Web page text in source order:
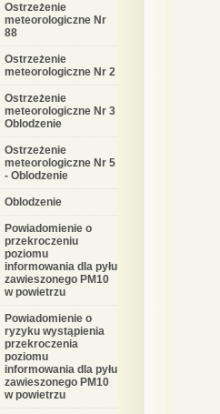
Ostrzeżenie
meteorologiczne Nr
88
Ostrzeżenie
meteorologiczne Nr 2
Ostrzeżenie
meteorologiczne Nr 3
Oblodzenie
Ostrzeżenie
meteorologiczne Nr 5
- Oblodzenie
Oblodzenie
Powiadomienie o
przekroczeniu
poziomu
informowania dla pyłu
zawieszonego PM10
w powietrzu
Powiadomienie o
ryzyku wystąpienia
przekroczenia
poziomu
informowania dla pyłu
zawieszonego PM10
w powietrzu